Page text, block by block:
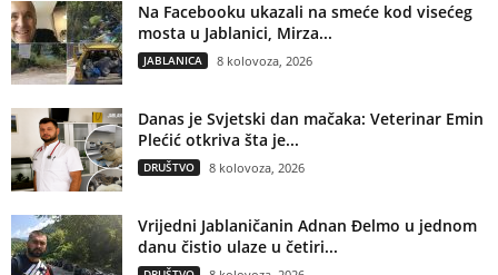
Na Facebooku ukazali na smeće kod visećeg
mosta u Jablanici, Mirza...
JABLANICA 8 kolovoza, 2026
Danas je Svjetski dan mačaka: Veterinar Emin
Plećić otkriva šta je...
DRUŠTVO 8 kolovoza, 2026
Vrijedni Jablaničanin Adnan Đelmo u jednom
danu čistio ulaze u četiri...